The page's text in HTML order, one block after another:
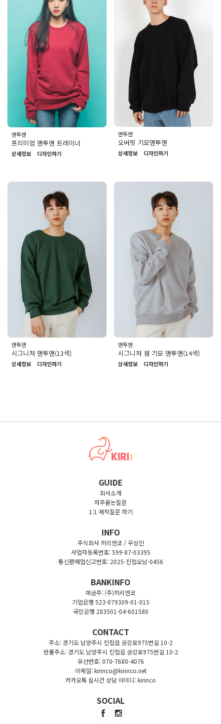
맨투맨
프리미엄 맨투맨 트레이너
상세정보 디자인하기
맨투맨
오버핏 기모맨투맨
상세정보 디자인하기
맨투맨
시그니처 맨투맨(13색)
상세정보 디자인하기
맨투맨
시그니처 웜 기모 맨투맨(14색)
상세정보 디자인하기
GUIDE
회사소개
자주묻는질문
1:1 제작질문 하기
INFO
주식회사 끼리엔코 / 우상인
사업자등록번호: 599-87-03395
통신판매업신고번호: 2025-진접오남-0456
BANKINFO
예금주: (주)끼리엔코
기업은행 523-079309-01-015
국민은행 283501-04-601580
CONTACT
주소: 경기도 남양주시 진접읍 금강로975번길 10-2
반품주소: 경기도 남양주시 진접읍 금강로975번길 10-2
유선번호: 070-7680-4076
이메일: kirinco@kirinco.net
카카오톡 실시간 상담 아이디: kirinco
SOCIAL